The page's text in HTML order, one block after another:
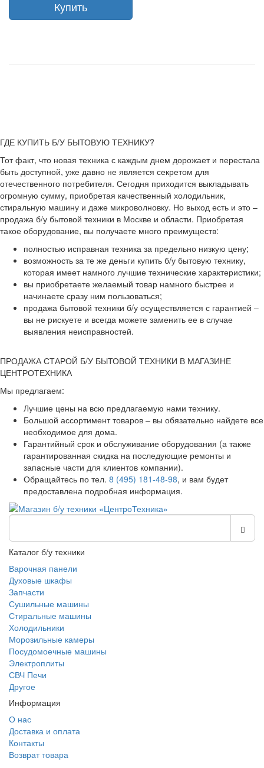
ГДЕ КУПИТЬ Б/У БЫТОВУЮ ТЕХНИКУ?
Тот факт, что новая техника с каждым днем дорожает и перестала
быть доступной, уже давно не является секретом для
отечественного потребителя. Сегодня приходится выкладывать
огромную сумму, приобретая качественный холодильник,
стиральную машину и даже микроволновку. Но выход есть и это –
продажа б/у бытовой техники в Москве и области. Приобретая
такое оборудование, вы получаете много преимуществ:
полностью исправная техника за предельно низкую цену;
возможность за те же деньги купить б/у бытовую технику,
которая имеет намного лучшие технические характеристики;
вы приобретаете желаемый товар намного быстрее и
начинаете сразу ним пользоваться;
продажа бытовой техники б/у осуществляется с гарантией –
вы не рискуете и всегда можете заменить ее в случае
выявления неисправностей.
ПРОДАЖА СТАРОЙ Б/У БЫТОВОЙ ТЕХНИКИ В МАГАЗИНЕ
ЦЕНТРОТЕХНИКА
Мы предлагаем:
Лучшие цены на всю предлагаемую нами технику.
Большой ассортимент товаров – вы обязательно найдете все
необходимое для дома.
Гарантийный срок и обслуживание оборудования (а также
гарантированная скидка на последующие ремонты и
запасные части для клиентов компании).
Обращайтесь по тел. 8 (495) 181-48-98, и вам будет
предоставлена подробная информация.
Каталог б/у техники
Варочная панели
Духовые шкафы
Запчасти
Сушильные машины
Стиральные машины
Холодильники
Морозильные камеры
Посудомоечные машины
Электроплиты
СВЧ Печи
Другое
Информация
О нас
Доставка и оплата
Контакты
Возврат товара